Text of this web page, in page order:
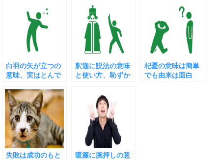
白羽の矢が立つの
意味、実はとんで
釈迦に説法の意味
と使い方、恥ずか
杞憂の意味は簡単
でも由来は面白
失敗は成功のもと
暖簾に腕押しの意